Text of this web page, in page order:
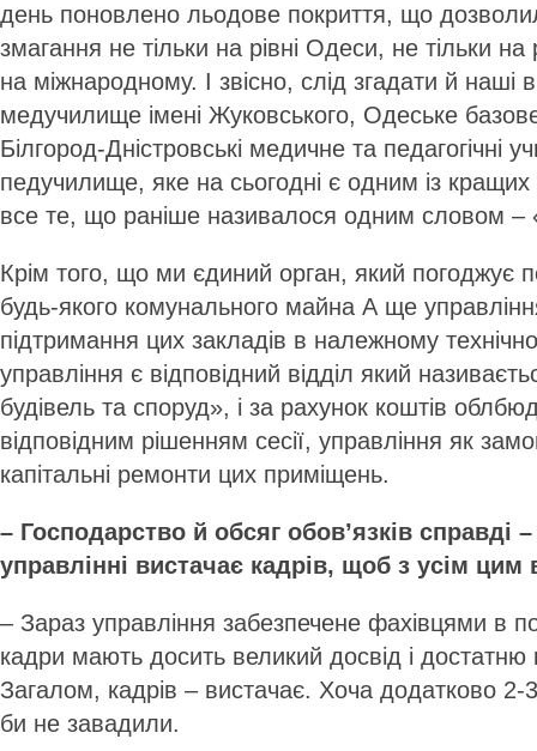
день поновлено льодове покриття, що
змагання не тільки на рівні Одеси, не тільки на
на міжнародному. І звісно, слід згадати й наші
медучилище імені Жуковського, Одеське
Білгород-Дністровські медичне та педагогічні
педучилище, яке на сьогодні є одним із кращих
все те, що раніше називалося одним словом –
Крім того, що ми єдиний орган, який погоджує
будь-якого комунального майна А ще
підтримання цих закладів в належному
управління є відповідний відділ який
будівель та споруд», і за рахунок коштів
відповідним рішенням сесії, управління як
капітальні ремонти цих приміщень.
– Господарство й обсяг обов’язків справді
управлінні вистачає кадрів, щоб з усім цим
– Зараз управління забезпечене фахівцями в
кадри мають досить великий досвід і достатню
Загалом, кадрів – вистачає. Хоча додатково 2-
би не завадили.